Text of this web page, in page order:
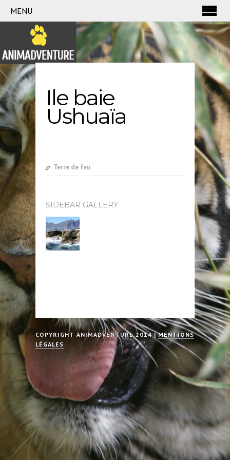
MENU
Ile baie
Ushuaïa
Terre de feu
SIDEBAR GALLERY
COPYRIGHT ANIMADVENTURE 2014 |MENTIONS
LÉGALES